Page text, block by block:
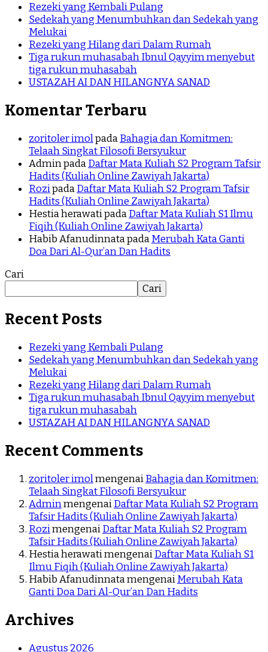
Rezeki yang Kembali Pulang
Sedekah yang Menumbuhkan dan Sedekah yang
Melukai
Rezeki yang Hilang dari Dalam Rumah
Tiga rukun muhasabah Ibnul Qayyim menyebut
tiga rukun muhasabah
USTAZAH AI DAN HILANGNYA SANAD
Komentar Terbaru
zoritoler imolpadaBahagia dan Komitmen:
Telaah Singkat Filosofi Bersyukur
AdminpadaDaftar Mata Kuliah S2 Program Tafsir
Hadits (Kuliah Online Zawiyah Jakarta)
RozipadaDaftar Mata Kuliah S2 Program Tafsir
Hadits (Kuliah Online Zawiyah Jakarta)
Hestia herawatipadaDaftar Mata Kuliah S1 Ilmu
Fiqih (Kuliah Online Zawiyah Jakarta)
Habib AfanudinnatapadaMerubah Kata Ganti
Doa Dari Al-Qur’an Dan Hadits
Cari
Cari
Recent Posts
Rezeki yang Kembali Pulang
Sedekah yang Menumbuhkan dan Sedekah yang
Melukai
Rezeki yang Hilang dari Dalam Rumah
Tiga rukun muhasabah Ibnul Qayyim menyebut
tiga rukun muhasabah
USTAZAH AI DAN HILANGNYA SANAD
Recent Comments
zoritoler imolmengenaiBahagia dan Komitmen:
Telaah Singkat Filosofi Bersyukur
AdminmengenaiDaftar Mata Kuliah S2 Program
Tafsir Hadits (Kuliah Online Zawiyah Jakarta)
RozimengenaiDaftar Mata Kuliah S2 Program
Tafsir Hadits (Kuliah Online Zawiyah Jakarta)
Hestia herawatimengenaiDaftar Mata Kuliah S1
Ilmu Fiqih (Kuliah Online Zawiyah Jakarta)
Habib AfanudinnatamengenaiMerubah Kata
Ganti Doa Dari Al-Qur’an Dan Hadits
Archives
Agustus 2026